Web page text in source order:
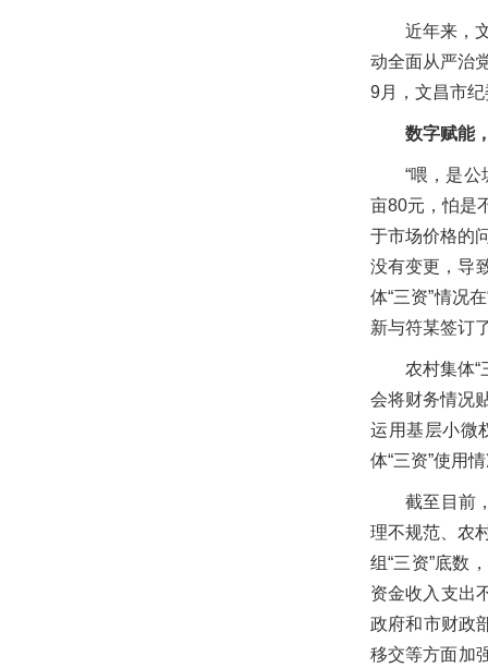
近年来，
动全面从严治
9月，文昌市纪
数字赋能
“喂，是
亩80元，怕是
于市场价格的
没有变更，导
体“三资”情况
新与符某签订
农村集体“
会将财务情况
运用基层小微
体“三资”使用
截至目前
理不规范、农
组“三资”底数
资金收入支出
政府和市财政
移交等方面加